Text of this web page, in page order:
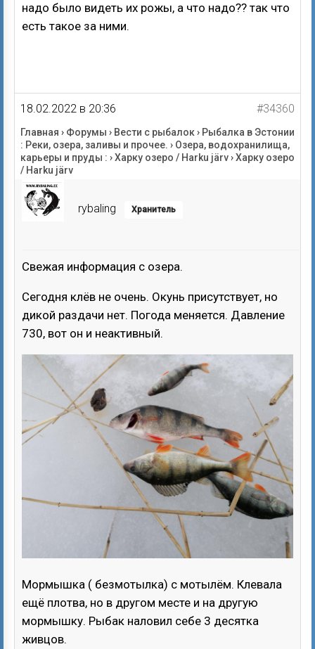
надо было видеть их рожы, а что надо?? так что
есть такое за ними.
18.02.2022 в 20:36 #34360
Главная › Форумы › Вести с рыбалок› Рыбалка в Эстонии
: Реки, озера, заливы и прочее. › Озера, водохранилища,
карьеры и пруды : ›Харку озеро / Harku järv›Харку озеро
/ Harku järv
rybaling Хранитель
Свежая информация с озера.
Сегодня клёв не очень. Окунь присутствует, но
дикой раздачи нет. Погода меняется. Давление
730, вот он и неактивный.
Мормышка ( безмотылка) с мотылём. Клевала
ещё плотва, но в другом месте и на другую
мормышку. Рыбак наловил себе 3 десятка
живцов.